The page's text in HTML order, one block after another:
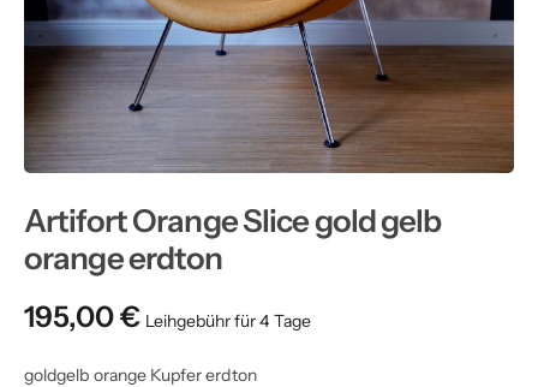
Artifort Orange Slice gold gelb
orange erdton
195,00€
goldgelb orange Kupfer erdton